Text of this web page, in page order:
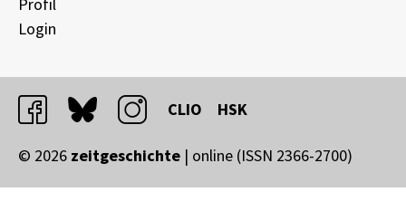
Login
facebookbluesky instagram
CLIO HSK
© 2026 zeitgeschichte | online (ISSN 2366-2700)